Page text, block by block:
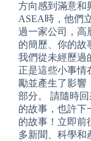
方向感到滿意和
ASEA時，他們
過一家公司，高
的簡歷、你的故
我們從未經歷過
正是這些小事情
勵並產生了影響
部分。 請隨時
的故事，也許下
的故事！立即前
多新聞、科學和